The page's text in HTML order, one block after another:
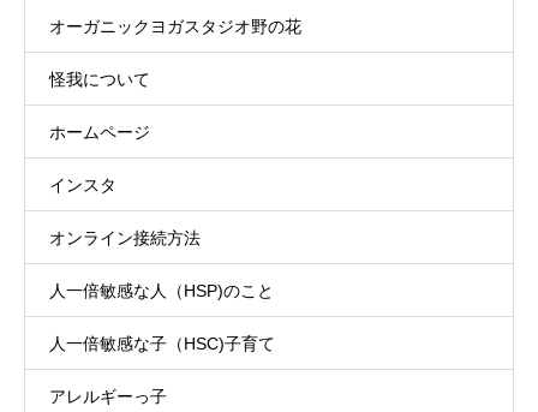
オーガニックヨガスタジオ野の花
怪我について
ホームページ
インスタ
オンライン接続方法
人一倍敏感な人（HSP)のこと
人一倍敏感な子（HSC)子育て
アレルギーっ子